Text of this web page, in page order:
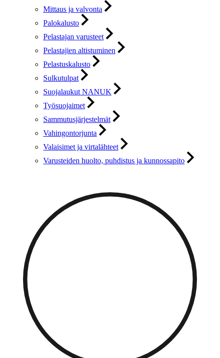
Mittaus ja valvonta
Palokalusto
Pelastajan varusteet
Pelastajien altistuminen
Pelastuskalusto
Sulkutulpat
Suojalaukut NANUK
Työsuojaimet
Sammutusjärjestelmät
Vahingontorjunta
Valaisimet ja virtalähteet
Varusteiden huolto, puhdistus ja kunnossapito